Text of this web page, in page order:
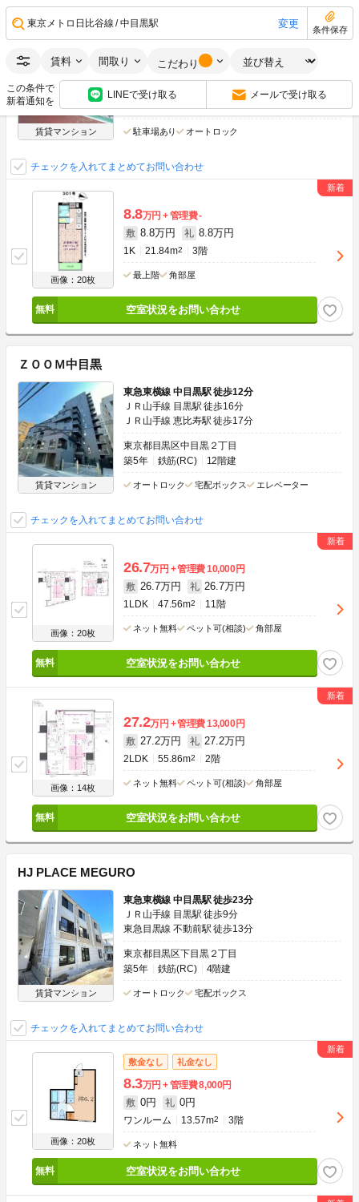
東京メトロ日比谷線 中目黒駅 変更
条件保存
賃料 間取り こだわり
この条件で
新着通知を
LINEで受け取る メールで受け取る
ふるりゅん
賃貸マンション
東京メトロ日比谷線 中目黒駅 徒歩18分
東急東横線 祐天寺駅 徒歩12分
東急東横線 学芸大学駅 徒歩19分
東京都目黒区中町１丁目
築26年
鉄骨造(S) 3階建
駐車場あり オートロック
チェックを入れてまとめてお問い合わせ
画像：20枚
8.8万円 管理費-
敷 8.8万円 礼 8.8万円
1K 21.84m2 3階
最上階 角部屋
空室状況をお問い合わせ
ＺＯＯＭ中目黒
賃貸マンション
東急東横線 中目黒駅 徒歩12分
ＪＲ山手線 目黒駅 徒歩16分
ＪＲ山手線 恵比寿駅 徒歩17分
東京都目黒区中目黒２丁目
築5年
鉄筋(RC) 12階建
オートロック 宅配ボックス エレベーター
チェックを入れてまとめてお問い合わせ
画像：20枚
26.7万円 管理費10,000円
敷 26.7万円 礼 26.7万円
1LDK 47.56m2 11階
ネット無料 ペット可(相談) 角部屋
空室状況をお問い合わせ
画像：14枚
27.2万円 管理費13,000円
敷 27.2万円 礼 27.2万円
2LDK 55.86m2 2階
ネット無料 ペット可(相談) 角部屋
空室状況をお問い合わせ
HJ PLACE MEGURO
賃貸マンション
東急東横線 中目黒駅 徒歩23分
ＪＲ山手線 目黒駅 徒歩9分
東急目黒線 不動前駅 徒歩13分
東京都目黒区下目黒２丁目
築5年
鉄筋(RC) 4階建
オートロック 宅配ボックス
チェックを入れてまとめてお問い合わせ
画像：20枚
敷金なし 礼金なし
8.3万円 管理費8,000円
敷 0円 礼 0円
ワンルーム 13.57m2 3階
ネット無料
空室状況をお問い合わせ